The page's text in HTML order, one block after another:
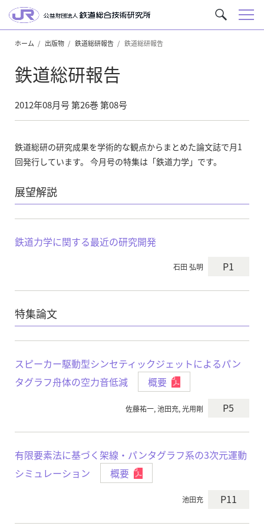
サ
イ
メ
ホーム 出版物 鉄道総研報告 鉄道総研報告
鉄道総研報告
2012年08月号 第26巻 第08号
鉄道総研の研究成果を学術的な観点からまとめた論文誌で月1
回発行しています。 今月号の特集は「鉄道力学」です。
展望解説
鉄道力学に関する最近の研究開発
石田 弘明 P1
特集論文
スピーカー駆動型シンセティックジェットによるパン
タグラフ舟体の空力音低減
概要
佐藤祐一, 池田充, 光用剛 P5
有限要素法に基づく架線・パンタグラフ系の3次元運動
シミュレーション
概要
池田充 P11